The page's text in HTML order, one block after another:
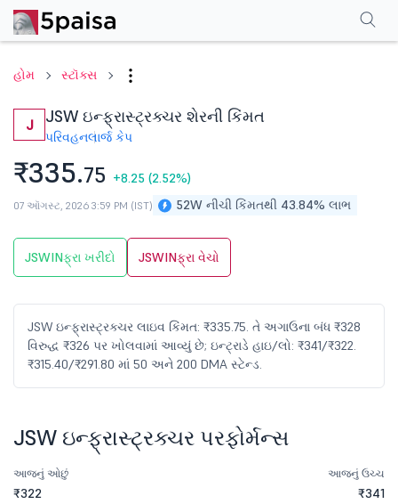
હોમ સ્ટૉક્સ
J JSW ઇન્ફ્રાસ્ટ્રક્ચર શેરની કિંમત
પરિવહનલાર્જ કેપ
₹335.75 +8.25 (2.52%)
52W નીચી કિંમતથી 43.84% લાભ
07 ઑગસ્ટ, 2026 3:59 PM (IST)
JSWINફ્રા ખરીદો JSWINફ્રા વેચો
JSW ઇન્ફ્રાસ્ટ્રક્ચર લાઇવ કિંમત: ₹335.75. તે અગાઉના બંધ ₹328
વિરુદ્ધ ₹326 પર ખોલવામાં આવ્યું છે; ઇન્ટ્રાડે હાઇ/લો: ₹341/₹322.
₹315.40/₹291.80 માં 50 અને 200 DMA સ્ટેન્ડ.
પરફોર્મન્સફાઇનાન્શિયલ્સ વધુ
JSW ઇન્ફ્રાસ્ટ્રક્ચર પરફોર્મન્સ
આજનું ઓછું
₹322
આજનું ઉચ્ચ
₹341